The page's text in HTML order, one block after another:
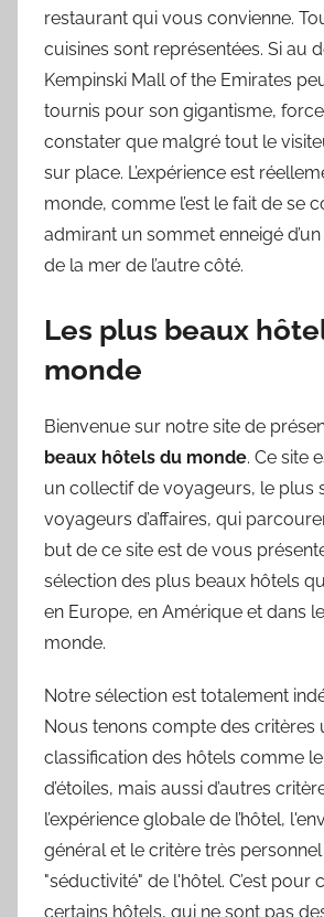
restaurant qui vous convienne.
cuisines sont représentées. Si au
Kempinski Mall of the Emirates
tournis pour son gigantisme,
constater que malgré tout le
sur place. L’expérience est
monde, comme l’est le fait de se
admirant un sommet enneigé
de la mer de l’autre côté.
Les plus beaux
monde
Bienvenue sur notre site de
beaux hôtels du monde. Ce site
un collectif de voyageurs, le plus
voyageurs d’affaires, qui
but de ce site est de vous
sélection des plus beaux hôtels
en Europe, en Amérique et dans
monde.
Notre sélection est totalement
Nous tenons compte des critères
classification des hôtels comme
d’étoiles, mais aussi d’autres
l’expérience globale de l’hôtel,
général et le critère très
"séductivité" de l'hôtel. C’est pour
certains hôtels, qui ne sont pas